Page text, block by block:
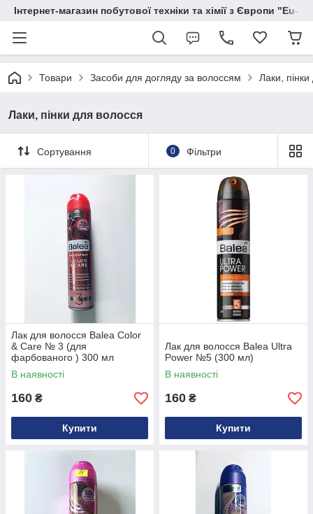
Інтернет-магазин побутової техніки та хімії з Європи "Eu-
Товари Засоби для догляду за волоссям Лаки,
Лаки, пінки для волосся
Сортування 0 Фільтри
Лак для волосся Balea Color
& Care № 3 (для
фарбованого ) 300 мл
В наявності
160 ₴
Купити
Лак для волосся Balea Ultra
Power №5 (300 мл)
В наявності
160 ₴
Купити